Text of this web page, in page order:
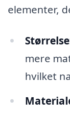
elementer,
mere
hvilket